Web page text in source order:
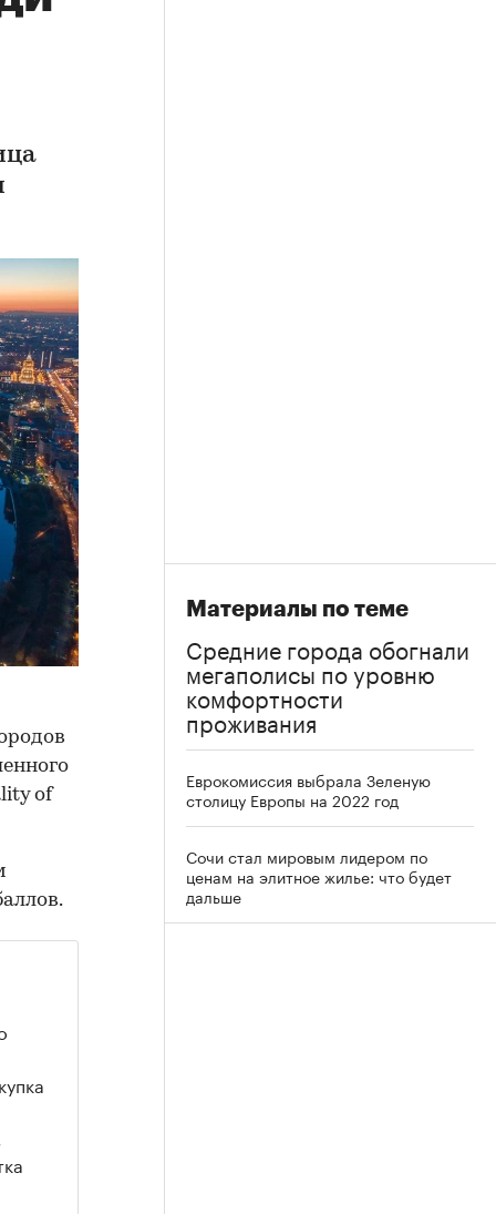
of
Материалы по теме
Средние города обогнали
мегаполисы по уровню
комфортности
проживания
Еврокомиссия выбрала Зеленую
столицу Европы на 2022 год
Сочи стал мировым лидером по
ценам на элитное жилье: что будет
дальше